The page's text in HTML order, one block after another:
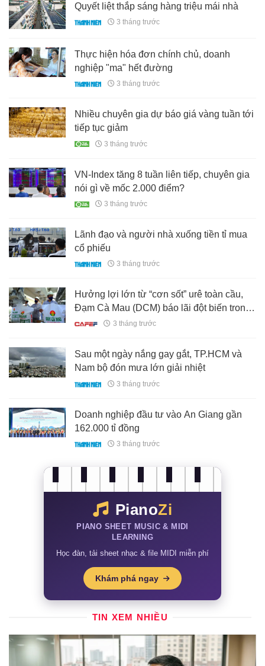
Quyết liệt thắp sáng hàng triệu mái nhà
3 tháng trước
Thực hiện hóa đơn chính chủ, doanh
nghiệp "ma" hết đường
3 tháng trước
Nhiều chuyên gia dự báo giá vàng tuần tới
tiếp tục giảm
3 tháng trước
VN-Index tăng 8 tuần liên tiếp, chuyên gia
nói gì về mốc 2.000 điểm?
3 tháng trước
Lãnh đạo và người nhà xuống tiền tỉ mua
cổ phiếu
3 tháng trước
Hưởng lợi lớn từ “cơn sốt” urê toàn cầu,
Đạm Cà Mau (DCM) báo lãi đột biến trong
quý 1
3 tháng trước
Sau một ngày nắng gay gắt, TP.HCM và
Nam bộ đón mưa lớn giải nhiệt
3 tháng trước
Doanh nghiệp đầu tư vào An Giang gần
162.000 tỉ đồng
3 tháng trước
PianoZi
PIANO SHEET MUSIC & MIDI
LEARNING
Học đàn, tải sheet nhạc & file MIDI miễn phí
Khám phá ngay
TIN XEM NHIỀU